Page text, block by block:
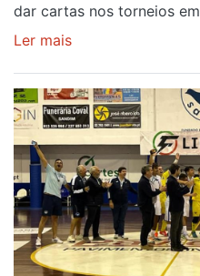
dar cartas nos torneios
Ler mais
DO
SERZEDO
VENCEM
TORNEIO
SÉRGIO
OLIVEIRA